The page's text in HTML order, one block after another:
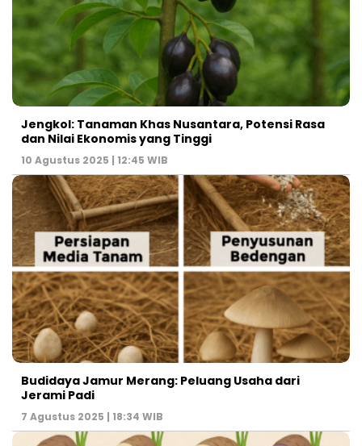
Jengkol: Tanaman Khas Nusantara, Potensi Rasa
dan Nilai Ekonomis yang Tinggi
10 Agustus 2025 | 12:45 WIB
Budidaya Jamur Merang: Peluang Usaha dari
Jerami Padi
7 Agustus 2025 | 18:34 WIB